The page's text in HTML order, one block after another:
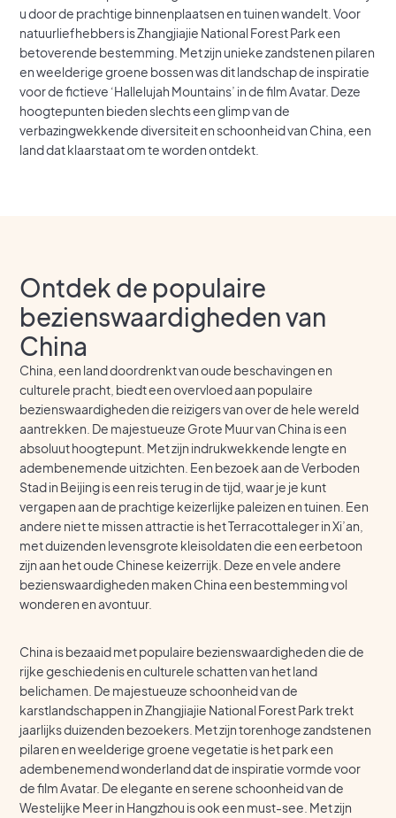
u door de prachtige binnenplaatsen en tuinen wandelt. Voor
natuurliefhebbers is Zhangjiajie National Forest Park een
betoverende bestemming. Met zijn unieke zandstenen pilaren
en weelderige groene bossen was dit landschap de inspiratie
voor de fictieve ‘Hallelujah Mountains’ in de film Avatar. Deze
hoogtepunten bieden slechts een glimp van de
verbazingwekkende diversiteit en schoonheid van China, een
land dat klaarstaat om te worden ontdekt.
Ontdek de populaire
bezienswaardigheden van
China
China, een land doordrenkt van oude beschavingen en
culturele pracht, biedt een overvloed aan populaire
bezienswaardigheden die reizigers van over de hele wereld
aantrekken. De majestueuze Grote Muur van China is een
absoluut hoogtepunt. Met zijn indrukwekkende lengte en
adembenemende uitzichten. Een bezoek aan de Verboden
Stad in Beijing is een reis terug in de tijd, waar je je kunt
vergapen aan de prachtige keizerlijke paleizen en tuinen. Een
andere niet te missen attractie is het Terracottaleger in Xi’an,
met duizenden levensgrote kleisoldaten die een eerbetoon
zijn aan het oude Chinese keizerrijk. Deze en vele andere
bezienswaardigheden maken China een bestemming vol
wonderen en avontuur.
China is bezaaid met populaire bezienswaardigheden die de
rijke geschiedenis en culturele schatten van het land
belichamen. De majestueuze schoonheid van de
karstlandschappen in Zhangjiajie National Forest Park trekt
jaarlijks duizenden bezoekers. Met zijn torenhoge zandstenen
pilaren en weelderige groene vegetatie is het park een
adembenemend wonderland dat de inspiratie vormde voor
de film Avatar. De elegante en serene schoonheid van de
Westelijke Meer in Hangzhou is ook een must-see. Met zijn